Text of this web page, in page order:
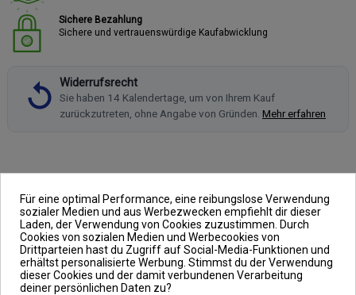
Sichere Bezahlung
Sichere und vertrauenswürdige Kaufabwicklung
Widerrufsrecht
Sie haben 14 Kalendertage, um von Ihrem Kauf
zurückzutreten, ohne Angabe von Gründen. Mehr erfahren
BESCHREIBUNG
ARTIKELDETAILS
ANGABEN ZUR PRODUKTSICHERHEIT
REVIEWS(0)
Für eine optimal Performance, eine reibungslose Verwendung
sozialer Medien und aus Werbezwecken empfiehlt dir dieser
Laden, der Verwendung von Cookies zuzustimmen. Durch
Cookies von sozialen Medien und Werbecookies von
Drittparteien hast du Zugriff auf Social-Media-Funktionen und
erhältst personalisierte Werbung. Stimmst du der Verwendung
dieser Cookies und der damit verbundenen Verarbeitung
deiner persönlichen Daten zu?